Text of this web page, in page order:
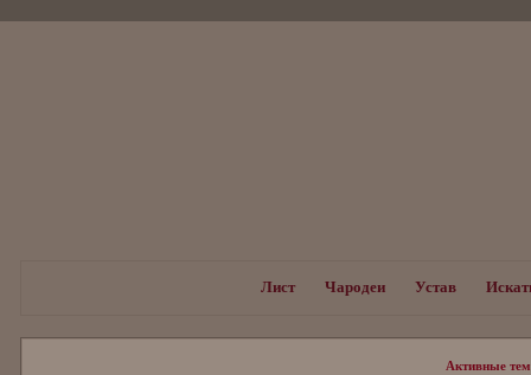
Лист Чародеи Устав
Активные